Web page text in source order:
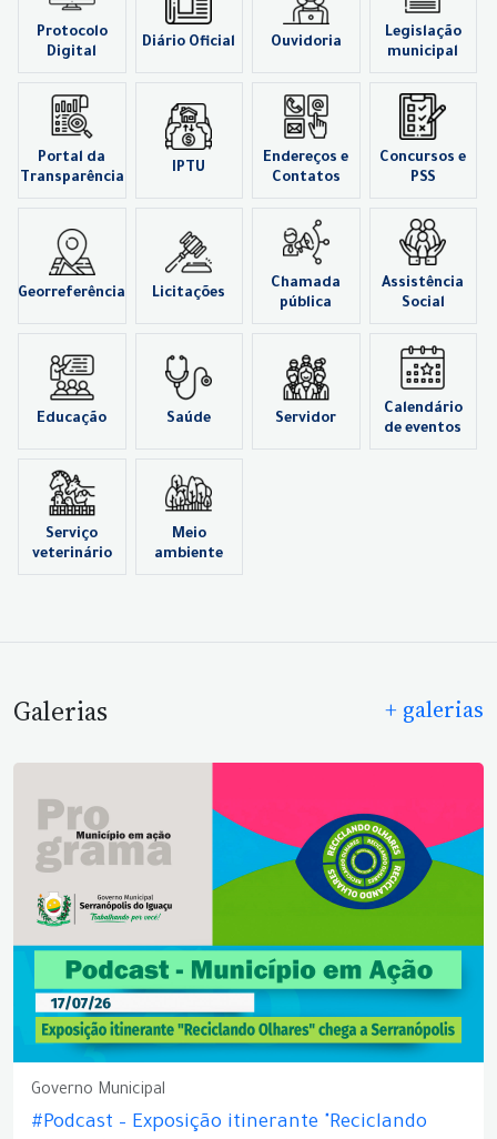
Protocolo
Digital
Diário Oficial Ouvidoria
Legislação
municipal
Portal da
Transparência
IPTU
Endereços e
Contatos
Concursos e
PSS
Georreferência Licitações
Chamada
pública
Assistência
Social
Educação Saúde Servidor
Calendário
de eventos
Serviço
veterinário
Meio
ambiente
Galerias + galerias
Governo Municipal
#Podcast – Exposição itinerante "Reciclando